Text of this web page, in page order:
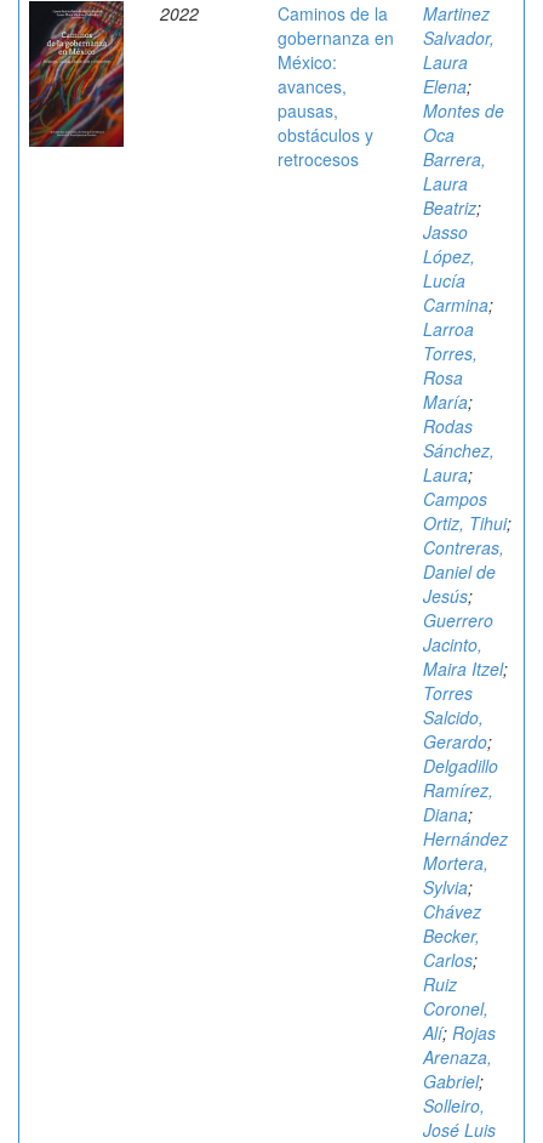
2022
Caminos de la
gobernanza en
México:
avances,
pausas,
obstáculos y
retrocesos
Martinez
Salvador,
Laura
Elena;
Montes de
Oca
Barrera,
Laura
Beatriz;
Jasso
López,
Lucía
Carmina;
Larroa
Torres,
Rosa
María;
Rodas
Sánchez,
Laura;
Campos
Ortiz, Tihui;
Contreras,
Daniel de
Jesús;
Guerrero
Jacinto,
Maira Itzel;
Torres
Salcido,
Gerardo;
Delgadillo
Ramírez,
Diana;
Hernández
Mortera,
Sylvia;
Chávez
Becker,
Carlos;
Ruiz
Coronel,
Alí; Rojas
Arenaza,
Gabriel;
Solleiro,
José Luis